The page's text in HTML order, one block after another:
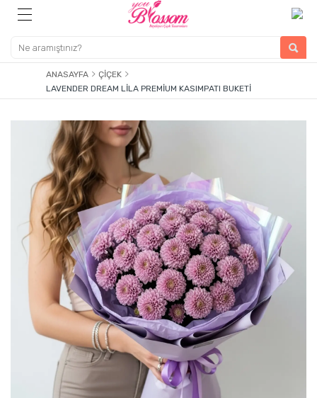
ANASAYFA
ÇIÇEK
LAVENDER DREAM LILA PREMIUM KASIMPATI BUKETI